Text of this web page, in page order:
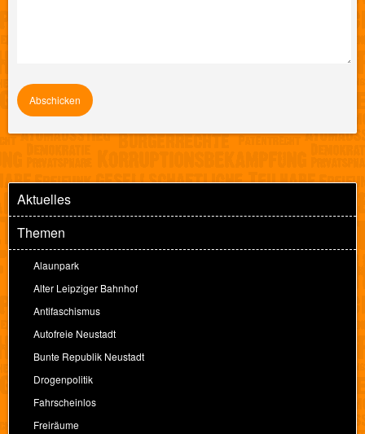
Aktuelles
Themen
Alaunpark
Alter Leipziger Bahnhof
Antifaschismus
Autofreie Neustadt
Bunte Republik Neustadt
Drogenpolitik
Fahrscheinlos
Freiräume